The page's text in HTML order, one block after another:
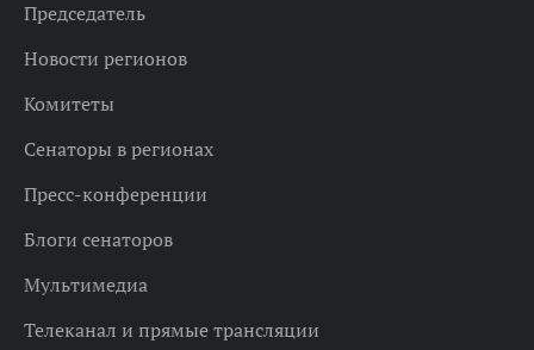
Председатель
Новости регионов
Комитеты
Сенаторы в регионах
Пресс-конференции
Блоги сенаторов
Мультимедиа
Телеканал и прямые трансляции